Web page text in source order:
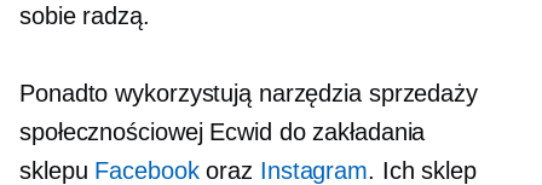
sobie radzą.
Ponadto wykorzystują narzędzia sprzedaży
społecznościowej Ecwid do zakładania
sklepu Facebookoraz Instagram. Ich sklep